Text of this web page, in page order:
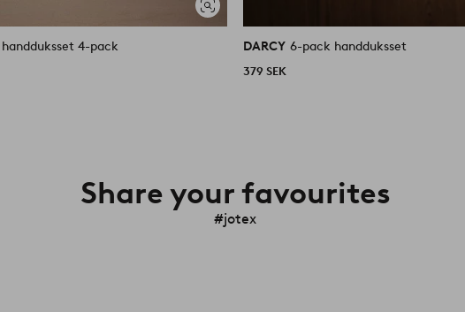
Visa
liknande
handduksset 4-pack DARCY 6-pack handduksset
379 SEK
Share your favourites
#jotex